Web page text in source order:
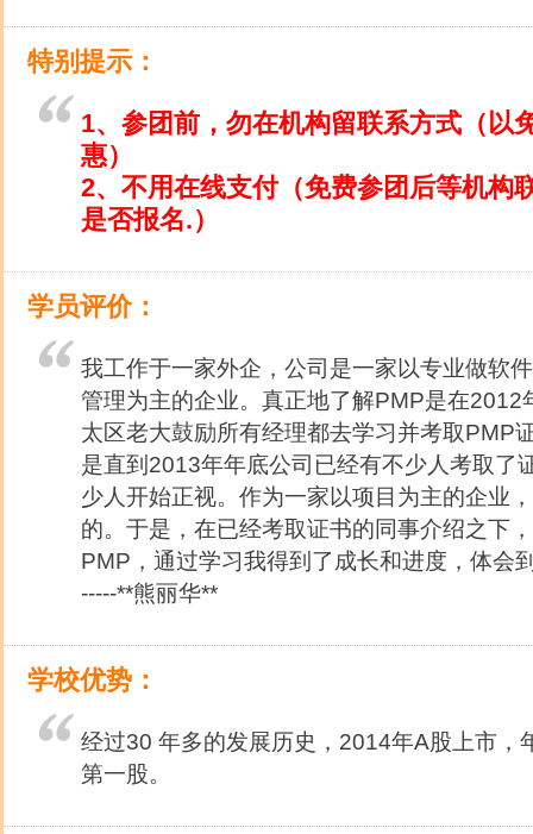
特别提示：
1、参团前，勿在机构留联系方式（以
惠）
2、不用在线支付（免费参团后等机构
是否报名.）
学员评价：
我工作于一家外企，公司是一家以专业做软
管理为主的企业。真正地了解PMP是在2012
太区老大鼓励所有经理都去学习并考取PMP
是直到2013年年底公司已经有不少人考取了
少人开始正视。作为一家以项目为主的企业
的。于是，在已经考取证书的同事介绍之下
PMP，通过学习我得到了成长和进度，体会
-----**熊丽华**
学校优势：
经过30 年多的发展历史，2014年A股上市，
第一股。